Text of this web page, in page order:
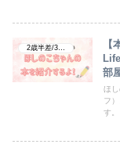
2歳半差/3学年差
部
夫/
ほ
フ
す。